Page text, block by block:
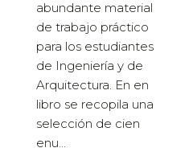
abundante material
de trabajo práctico
para los estudiantes
de Ingeniería y de
Arquitectura. En en
libro se recopila una
selección de cien
enu...